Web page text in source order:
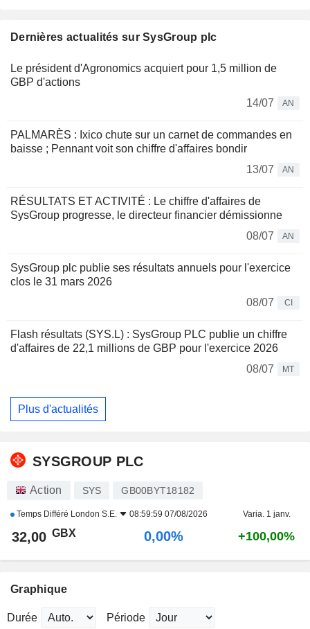
Dernières actualités sur SysGroup plc
Le président d'Agronomics acquiert pour 1,5 million de
GBP d'actions
14/07
AN
PALMARÈS : Ixico chute sur un carnet de commandes en
baisse ; Pennant voit son chiffre d'affaires bondir
13/07
AN
RÉSULTATS ET ACTIVITÉ : Le chiffre d'affaires de
SysGroup progresse, le directeur financier démissionne
08/07
AN
SysGroup plc publie ses résultats annuels pour l'exercice
clos le 31 mars 2026
08/07
CI
Flash résultats (SYS.L) : SysGroup PLC publie un chiffre
d'affaires de 22,1 millions de GBP pour l'exercice 2026
08/07
MT
Plus d'actualités
SYSGROUP PLC
Action SYS GB00BYT18182
Temps Différé London S.E. 08:59:59 07/08/2026 Varia. 1 janv.
32,00 GBX 0,00% +100,00%
Graphique
Durée Période